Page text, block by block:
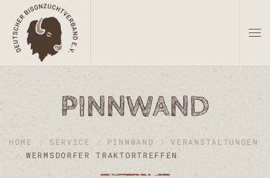
Zum Hauptinhalt springen
PINNWAND
HOME SERVICE PINNWAND
VERANSTALTUNGEN
WERMSDORFER TRAKTORTREFFEN